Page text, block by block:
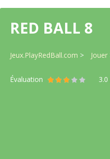
RED BALL 8
Jeux.PlayRedBall.com Jouer
Évaluation 3.0